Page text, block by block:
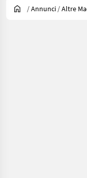
/Annunci /Altre